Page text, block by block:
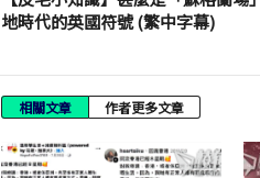
地時代的英國符號 (繁中字幕)
相關文章 作者更多文章